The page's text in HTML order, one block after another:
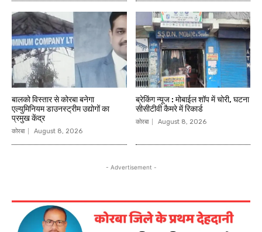
बालको विस्तार से कोरबा बनेगा
एल्युमिनियम डाउनस्ट्रीम उद्योगों का
प्रमुख केंद्र
कोरबा August 8, 2026
ब्रेकिंग न्यूज : मोबाईल शॉप में चोरी, घटना
सीसीटीवी कैमरे में रिकार्ड
कोरबा August 8, 2026
- Advertisement -